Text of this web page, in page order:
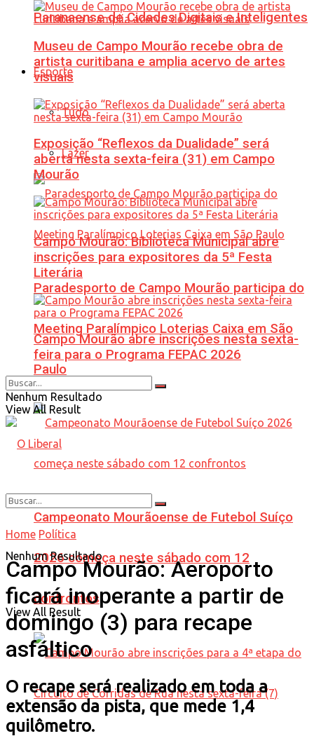
Paranaense de Cidades Digitais e Inteligentes
Esporte
Tudo
Lazer
Paradesporto de Campo Mourão participa do
Meeting Paralímpico Loterias Caixa em São
Paulo
Campeonato Mourãoense de Futebol Suíço
2026 começa neste sábado com 12
confrontos
Museu de Campo Mourão recebe obra de
artista curitibana e amplia acervo de artes
visuais
Exposição “Reflexos da Dualidade” será
aberta nesta sexta-feira (31) em Campo
Mourão
Campo Mourão: Biblioteca Municipal abre
inscrições para expositores da 5ª Festa
Literária
Campo Mourão abre inscrições nesta sexta-
feira para o Programa FEPAC 2026
Nenhum Resultado
View All Result
Nenhum Resultado
View All Result
Home Política
Campo Mourão: Aeroporto
ficará inoperante a partir de
domingo (3) para recape
asfáltico
O recape será realizado em toda a
extensão da pista, que mede 1,4
quilômetro.